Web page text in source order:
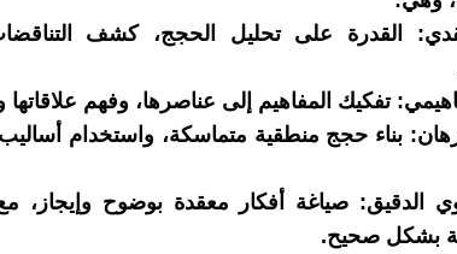
القدرة على تحليل الحجج، كشف
تفكيك المفاهيم إلى عناصرها، وفهم
بناء حجج منطقية متماسكة، واستخدام أساليب
الدقيق: صياغة أفكار معقدة بوضوح وإيجاز،
بشكل صحيح.